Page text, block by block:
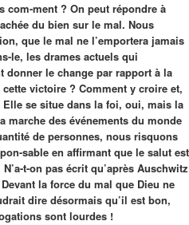
com-ment ? On peut répondre à
du bien sur le mal. Nous
que le mal ne l’emportera jamais
le, les drames actuels qui
donner le change par rapport à la
victoire ? Comment y croire et,
se situe dans la foi, oui, mais la
marche des événements du monde
de personnes, nous risquons
sable en affirmant que le salut est
t-on pas écrit qu’après Auschwitz
la force du mal que Dieu ne
dire désormais qu’il est bon,
sont lourdes !